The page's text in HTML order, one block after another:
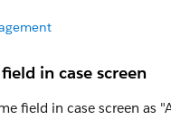
in case screen
field in case screen as